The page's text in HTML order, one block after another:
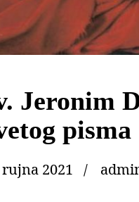
Jeronim
pisma
rujna 2021